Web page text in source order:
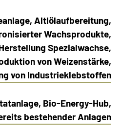
Altlölaufbereitung,
Wachsprodukte,
Spezialwachse,
von Weizenstärke,
von Industrieklebstoffen
Bio-Energy-Hub,
bestehender Anlagen